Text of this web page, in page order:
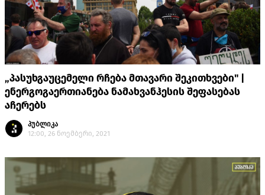
„პასუხგაუცემელი რჩება მთავარი შეკითხვები" |
ენერგოგაერთიანება ნამახვანჰესის შეფასებას
აჩერებს
პუბლიკა
12:00, 26 ნოემბერი, 2021